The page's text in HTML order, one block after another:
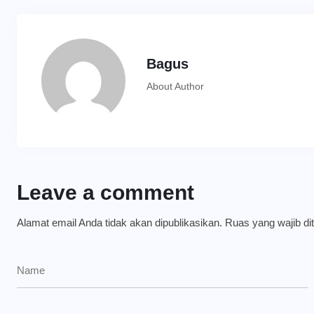
Bagus
About Author
Leave a comment
Alamat email Anda tidak akan dipublikasikan. Ruas yang wajib